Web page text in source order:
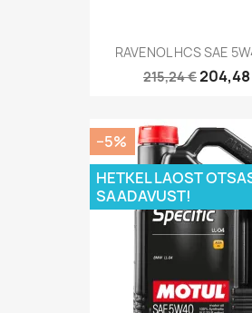
RAVENOL HCS SAE
215,24 €
−5%
HETKEL LAOST
SAADAVUST!